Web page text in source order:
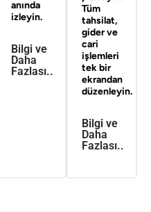
anında
izleyin.
Bilgi ve
Daha
Fazlası..
Tüm
tahsilat,
gider ve
cari
işlemleri
tek bir
ekrandan
düzenleyin.
Bilgi ve
Daha
Fazlası..